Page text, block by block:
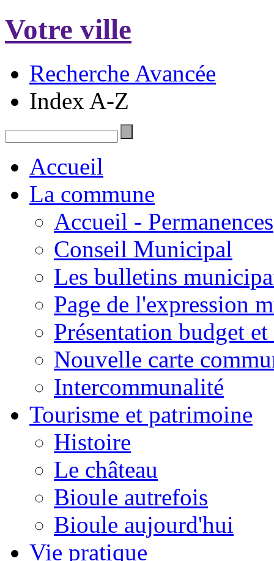
Votre ville
Recherche Avancée
Index A-Z
Accueil
La commune
Accueil - Permanences
Conseil Municipal
Les bulletins
Page de l'expression
Présentation budget
Nouvelle carte
Intercommunalité
Tourisme et patrimoine
Histoire
Le château
Bioule autrefois
Bioule aujourd'hui
Vie pratique